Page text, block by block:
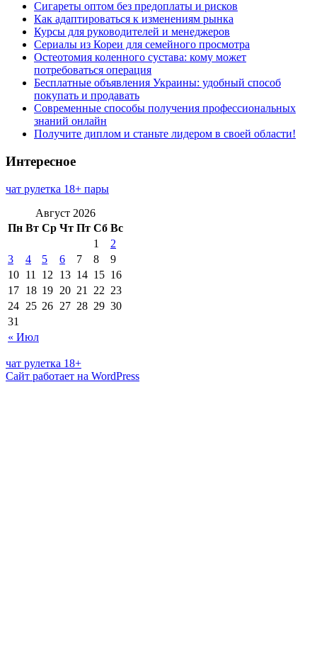
Сигареты оптом без предоплаты и рисков
Как адаптироваться к изменениям рынка
Курсы для руководителей и менеджеров
Сериалы из Кореи для семейного просмотра
Остеотомия коленного сустава: кому может
потребоваться операция
Бесплатные объявления Украины: удобный способ
покупать и продавать
Современные способы получения профессиональных
знаний онлайн
Получите диплом и станьте лидером в своей области!
Интересное
чат рулетка 18+ пары
Август 2026
Пн Вт Ср Чт Пт Сб Вс
« Июл
1
2
3
4 5 6 7 8
9
10 11 12 13 14 15 16
17 18 19 20 21 22 23
24 25 26 27 28 29 30
31
чат рулетка 18+
Сайт работает на WordPress